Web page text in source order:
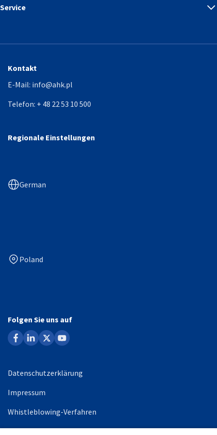
Service
Kontakt
E-Mail: info@ahk.pl
Telefon: + 48 22 53 10 500
Regionale Einstellungen
German
Poland
Folgen Sie uns auf
facebook
linkedin
x youtube
Datenschutzerklärung
Impressum
Whistleblowing-Verfahren